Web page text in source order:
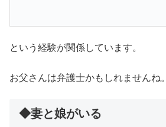
という経験が関係しています。
お父さんは弁護士かもしれませんね。
◆妻と娘がいる